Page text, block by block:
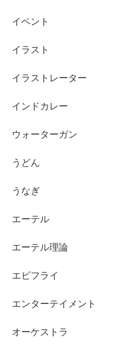
イベント
イラスト
イラストレーター
インドカレー
ウォーターガン
うどん
うなぎ
エーテル
エーテル理論
エビフライ
エンターテイメント
オーケストラ